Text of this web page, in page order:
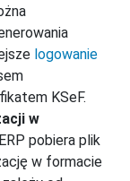
logowanie
KSeF.
w
pobiera plik
w formacie